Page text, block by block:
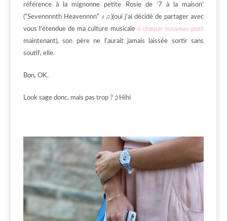
référence à la mignonne petite Rosie de ‘7 à la maison’
(“Sevennnnth Heavennnn” ♪♫)(oui j’ai décidé de partager avec
vous l’étendue de ma culture musicale à chaque nouveau post
maintenant), son père ne l’aurait jamais laissée sortir sans
soutif, elle.
Bon, OK.
Look sage donc, mais pas trop ? ;) Hihi